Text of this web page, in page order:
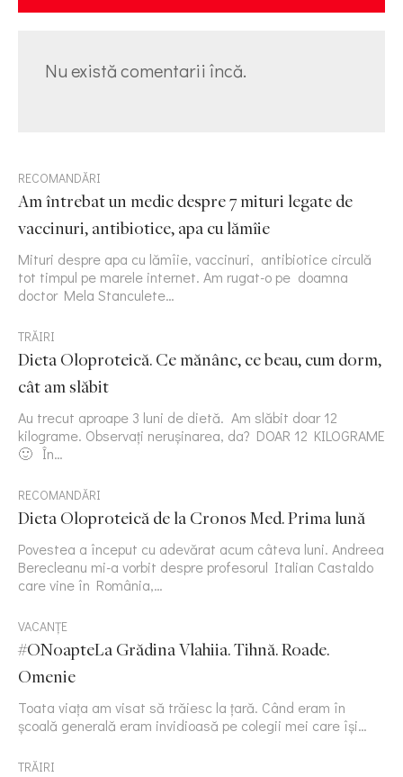
Nu există comentarii încă.
RECOMANDĂRI
Am întrebat un medic despre 7 mituri legate de
vaccinuri, antibiotice, apa cu lămîie
Mituri despre apa cu lămîie, vaccinuri, antibiotice circulă
tot timpul pe marele internet. Am rugat-o pe doamna
doctor Mela Stanculete…
TRĂIRI
Dieta Oloproteică. Ce mănânc, ce beau, cum dorm,
cât am slăbit
Au trecut aproape 3 luni de dietă. Am slăbit doar 12
kilograme. Observați nerușinarea, da? DOAR 12 KILOGRAME
🙂 În…
RECOMANDĂRI
Dieta Oloproteică de la Cronos Med. Prima lună
Povestea a început cu adevărat acum câteva luni. Andreea
Berecleanu mi-a vorbit despre profesorul Italian Castaldo
care vine în România,…
VACANȚE
#ONoapteLa Grădina Vlahiia. Tihnă. Roade.
Omenie
Toata viața am visat să trăiesc la țară. Când eram în
școală generală eram invidioasă pe colegii mei care își…
TRĂIRI